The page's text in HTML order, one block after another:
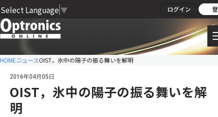
Select Language ▼ ログイン
HOMEニュースOIST，氷中の陽子の振る舞いを解明
2016年04月05日
OIST，氷中の陽子の振る舞いを解
明